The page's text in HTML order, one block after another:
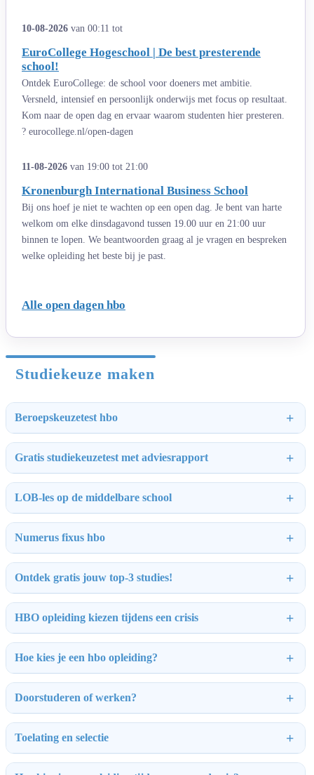
10-08-2026 van 00:11 tot
EuroCollege Hogeschool | De best presterende
school!
Ontdek EuroCollege: de school voor doeners met ambitie.
Versneld, intensief en persoonlijk onderwijs met focus op resultaat.
Kom naar de open dag en ervaar waarom studenten hier presteren.
? eurocollege.nl/open-dagen
11-08-2026 van 19:00 tot 21:00
Kronenburgh International Business School
Bij ons hoef je niet te wachten op een open dag. Je bent van harte
welkom om elke dinsdagavond tussen 19.00 uur en 21:00 uur
binnen te lopen. We beantwoorden graag al je vragen en bespreken
welke opleiding het beste bij je past.
Alle open dagen hbo
Studiekeuze maken
Beroepskeuzetest hbo
Gratis studiekeuzetest met adviesrapport
LOB-les op de middelbare school
Numerus fixus hbo
Ontdek gratis jouw top-3 studies!
HBO opleiding kiezen tijdens een crisis
Hoe kies je een hbo opleiding?
Doorstuderen of werken?
Toelating en selectie